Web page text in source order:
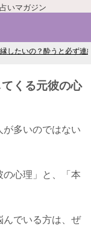
いマガジン
したいの？酔うと必ず連
くる元彼の心
多いのではない
心理」と、「本
んでいる方は、ぜ